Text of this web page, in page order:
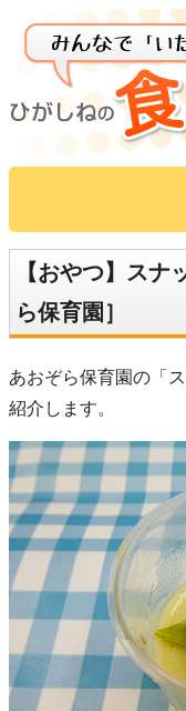
【おやつ】ス
ら保育園］
あおぞら保育園の「
紹介します。